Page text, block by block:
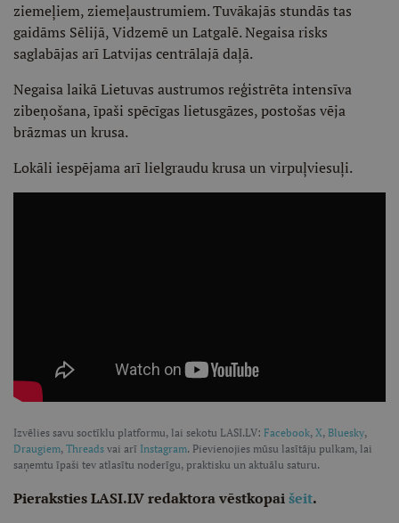
ziemeļiem, ziemeļaustrumiem. Tuvākajās stundās tas
gaidāms Sēlijā, Vidzemē un Latgalē. Negaisa risks
saglabājas arī Latvijas centrālajā daļā.
Negaisa laikā Lietuvas austrumos reģistrēta intensīva
zibeņošana, īpaši spēcīgas lietusgāzes, postošas vēja
brāzmas un krusa.
Lokāli iespējama arī lielgraudu krusa un virpuļviesuļi.
Izvēlies savu soctīklu platformu, lai sekotu LASI.LV: Facebook, X, Bluesky,
Draugiem, Threads vai arī Instagram. Pievienojies mūsu lasītāju pulkam, lai
saņemtu īpaši tev atlasītu noderīgu, praktisku un aktuālu saturu.
Pieraksties LASI.LV redaktora vēstkopaišeit.